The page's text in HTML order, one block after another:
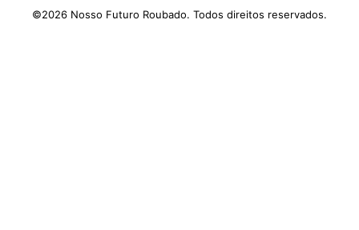
©2026 Nosso Futuro Roubado. Todos direitos reservados.